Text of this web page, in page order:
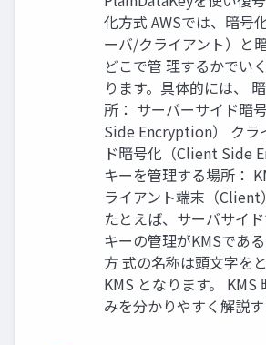
化⽅式 AWSでは、暗号
ーバ/クライアント）と
どこで管 理するかでい
ります。具体的には、
所： サーバーサイド暗
Side Encryption） クラ
ド暗号化（Client Side
キーを管理する場所：
ライアント端末（
たとえば、サーバサイド
キーの管理がKMSであ
⽅ 式の名称は頭⽂字を
KMS となります。 KMS
みを分かりやすく解説